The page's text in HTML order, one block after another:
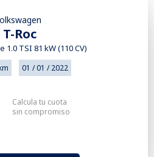
T-Roc
1.0 TSI 81 kW (110 CV)
01 / 01 / 2022
Calcula tu cuota
sin compromiso